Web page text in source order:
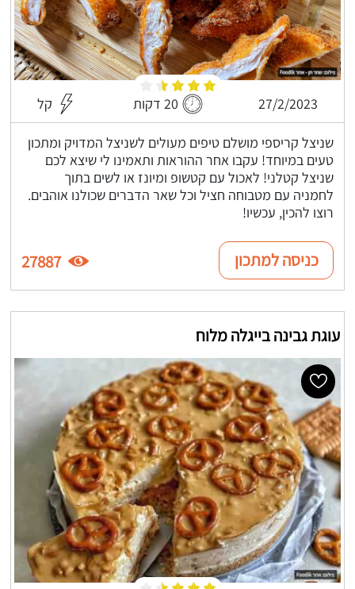
27/2/2023 20 דקות קל
שניצל קריספי מושלם טיפים מעולים לשניצל המדויק ומתכון
טעים במיוחד! עקבו אחר ההוראות ותאמינו לי שיצא לכם
שניצל קטלני! לאכול עם קטשופ ומיונז או לשים בתוך
לחמניה עם מטבוחה חציל וכל שאר הדברים שכולנו אוהבים.
רוצו להכין, עכשיו!
כניסה למתכון 27887
עוגת גבינה בייגלה מלוח